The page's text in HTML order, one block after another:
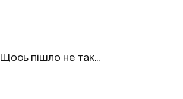
Щось пішло не так...